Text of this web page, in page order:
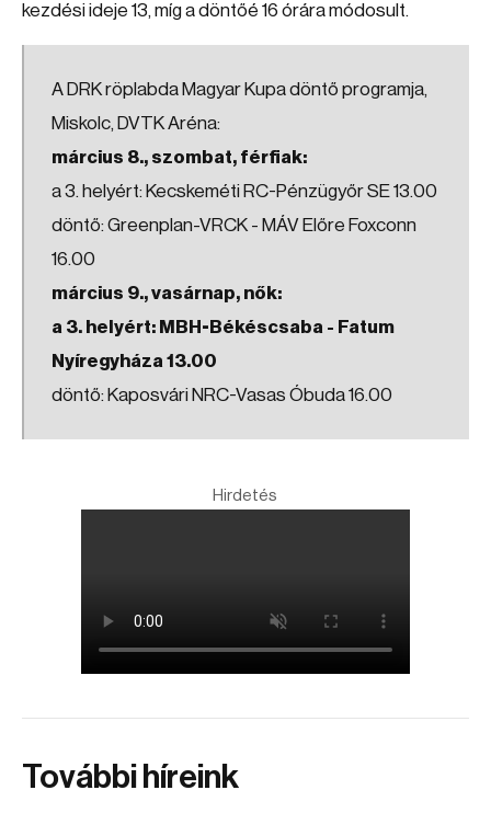
kezdési ideje 13, míg a döntőé 16 órára módosult.
A DRK röplabda Magyar Kupa döntő programja,
Miskolc, DVTK Aréna:
március 8., szombat, férfiak:
a 3. helyért: Kecskeméti RC-Pénzügyőr SE 13.00
döntő: Greenplan-VRCK - MÁV Előre Foxconn
16.00
március 9., vasárnap, nők:
a 3. helyért: MBH-Békéscsaba - Fatum
Nyíregyháza 13.00
döntő: Kaposvári NRC-Vasas Óbuda 16.00
Hirdetés
További híreink